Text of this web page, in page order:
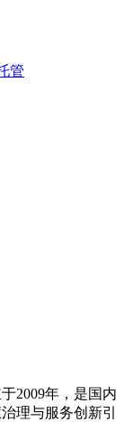
管
2009年，是国内
理与服务创新引